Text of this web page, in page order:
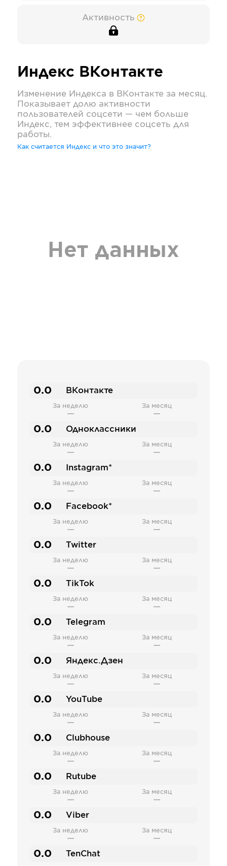
Активность
Индекс ВКонтакте
Изменение Индекса в ВКонтакте за месяц.
Показывает долю активности
пользователей соцсети — чем больше
Индекс, тем эффективнее соцсеть для
работы.
Как считается Индекс и что это значит?
Нет данных
0.0 ВКонтакте
За неделю
—
За месяц
—
0.0 Одноклассники
За неделю
—
За месяц
—
0.0 Instagram*
За неделю
—
За месяц
—
0.0 Facebook*
За неделю
—
За месяц
—
0.0 Twitter
За неделю
—
За месяц
—
0.0 TikTok
За неделю
—
За месяц
—
0.0 Telegram
За неделю
—
За месяц
—
0.0 Яндекс.Дзен
За неделю
—
За месяц
—
0.0 YouTube
За неделю
—
За месяц
—
0.0 Clubhouse
За неделю
—
За месяц
—
0.0 Rutube
За неделю
—
За месяц
—
0.0 Viber
За неделю
—
За месяц
—
0.0 TenChat